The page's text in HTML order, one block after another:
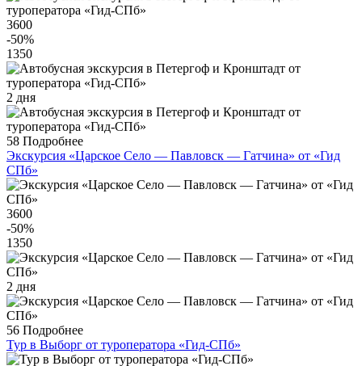
3600
-50%
1350
2 дня
58 Подробнее
Экскурсия «Царское Село — Павловск — Гатчина» от «Гид
СПб»
3600
-50%
1350
2 дня
56 Подробнее
Тур в Выборг от туроператора «Гид-СПб»